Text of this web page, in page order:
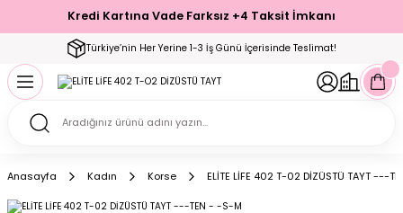
Kredi Kartına Vade Farksız +4 Taksit İmkanı
Türkiye’nin Her Yerine 1-3 İş Günü İçerisinde Teslimat!
Geri Dön
Geri Dön
Geri Dön
Geri Dön
Setler
Geri Dön
Geri Dön
Geri Dön
Çorap
Geri Dön
Geri Dön
Anasayfa Kadın Korse ELİTE LİFE 402 T-02 DİZÜSTÜ TAYT ---